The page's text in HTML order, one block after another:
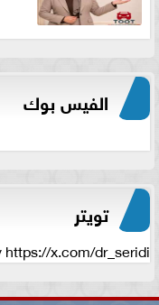
الفيس بوك
تويتر
https://x.com/dr_seridi